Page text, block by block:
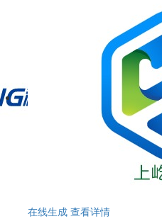
在线生成 查看详情